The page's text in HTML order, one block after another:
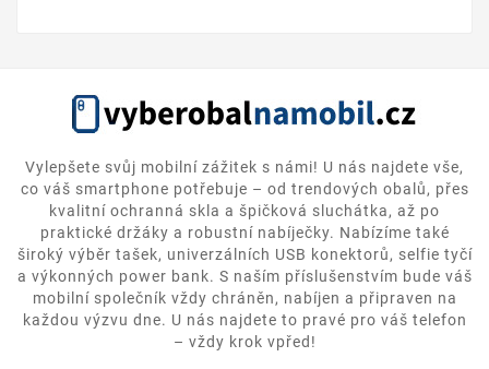
Vylepšete svůj mobilní zážitek s námi! U nás najdete vše,
co váš smartphone potřebuje – od trendových obalů, přes
kvalitní ochranná skla a špičková sluchátka, až po
praktické držáky a robustní nabíječky. Nabízíme také
široký výběr tašek, univerzálních USB konektorů, selfie tyčí
a výkonných power bank. S naším příslušenstvím bude váš
mobilní společník vždy chráněn, nabíjen a připraven na
každou výzvu dne. U nás najdete to pravé pro váš telefon
– vždy krok vpřed!